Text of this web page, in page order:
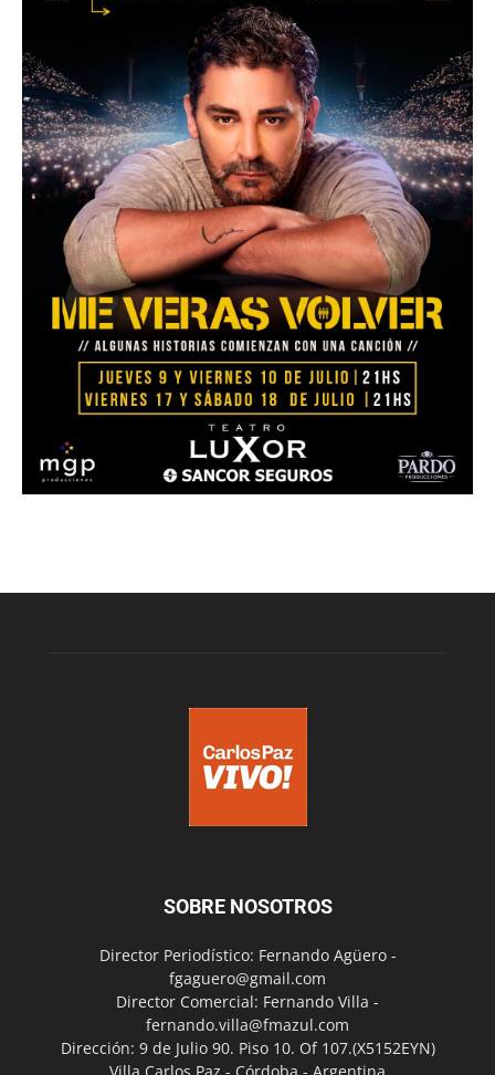
SOBRE NOSOTROS
Director Periodístico: Fernando Agüero -
fgaguero@gmail.com
Director Comercial: Fernando Villa -
fernando.villa@fmazul.com
Dirección: 9 de Julio 90. Piso 10. Of 107.(X5152EYN)